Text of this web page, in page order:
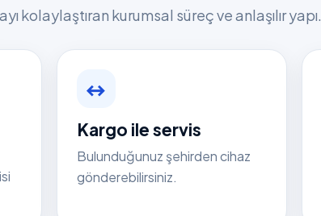
kolaylaştıran kurumsal süreç ve anlaşılır yapı.
↔
Kargo ile servis
Bulunduğunuz şehirden cihaz
gönderebilirsiniz.